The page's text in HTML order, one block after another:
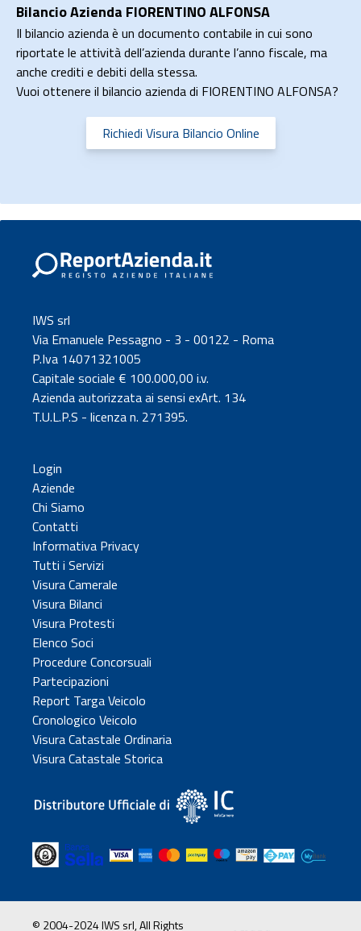
Bilancio Azienda FIORENTINO ALFONSA
Il bilancio azienda è un documento contabile in cui sono
riportate le attività dell’azienda durante l’anno fiscale, ma
anche crediti e debiti della stessa.
Vuoi ottenere il bilancio azienda di FIORENTINO ALFONSA?
Richiedi Visura Bilancio Online
IWS srl
Via Emanuele Pessagno - 3 - 00122 - Roma
P.Iva 14071321005
Capitale sociale € 100.000,00 i.v.
Azienda autorizzata ai sensi exArt. 134
T.U.L.P.S - licenza n. 271395.
Login
Aziende
Chi Siamo
Contatti
Informativa Privacy
Tutti i Servizi
Visura Camerale
Visura Bilanci
Visura Protesti
Elenco Soci
Procedure Concorsuali
Partecipazioni
Report Targa Veicolo
Cronologico Veicolo
Visura Catastale Ordinaria
Visura Catastale Storica
© 2004-2024 IWS srl, All Rights